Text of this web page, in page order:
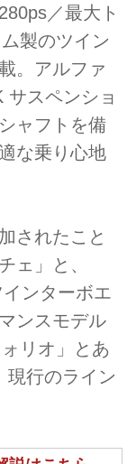
／最大ト
製のツイン
。アルファ
サスペンショ
ャフトを備
な乗り心地
されたこと
ェ」と、
ンターボエ
ンスモデル
リオ」とあ
現行のライン